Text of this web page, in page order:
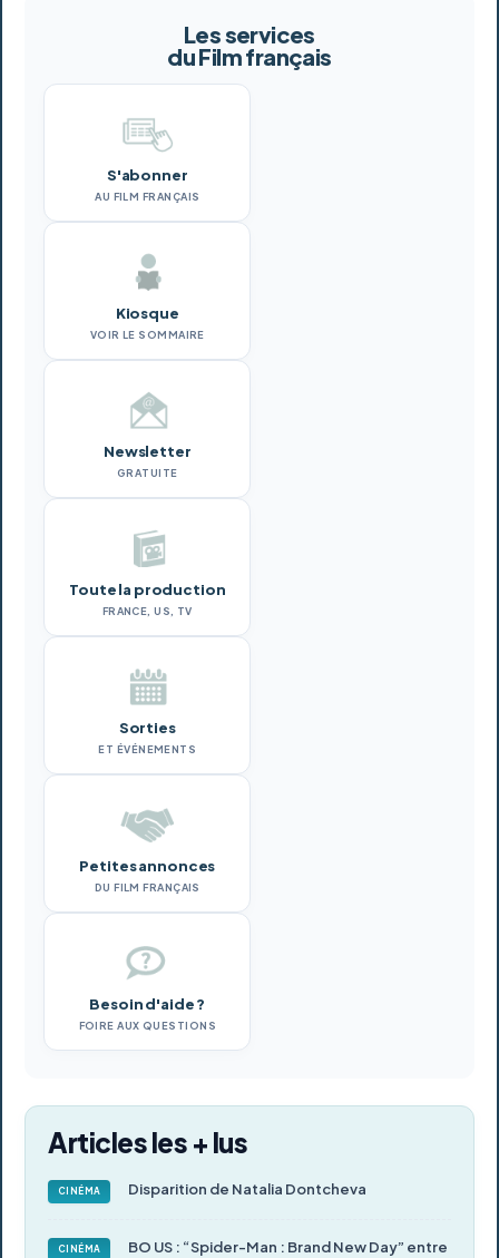
Les services
du Film français
S'abonner
AU FILM FRANÇAIS
Kiosque
VOIR LE SOMMAIRE
Newsletter
GRATUITE
Toute la production
FRANCE, US, TV
Sorties
ET ÉVÉNEMENTS
Petites annonces
DU FILM FRANÇAIS
Besoin d'aide ?
FOIRE AUX QUESTIONS
Articles les + lus
CINÉMA Disparition de Natalia Dontcheva
CINÉMA
BO US : “Spider-Man : Brand New Day” entre